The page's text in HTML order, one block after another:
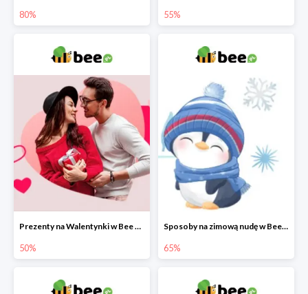
80% 55%
Prezenty na Walentynki w Bee do -50%
50%
Sposoby na zimową nudę w Bee do 65%
65%